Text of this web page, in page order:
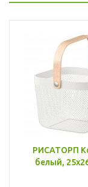
РИСАТОРП
белый,